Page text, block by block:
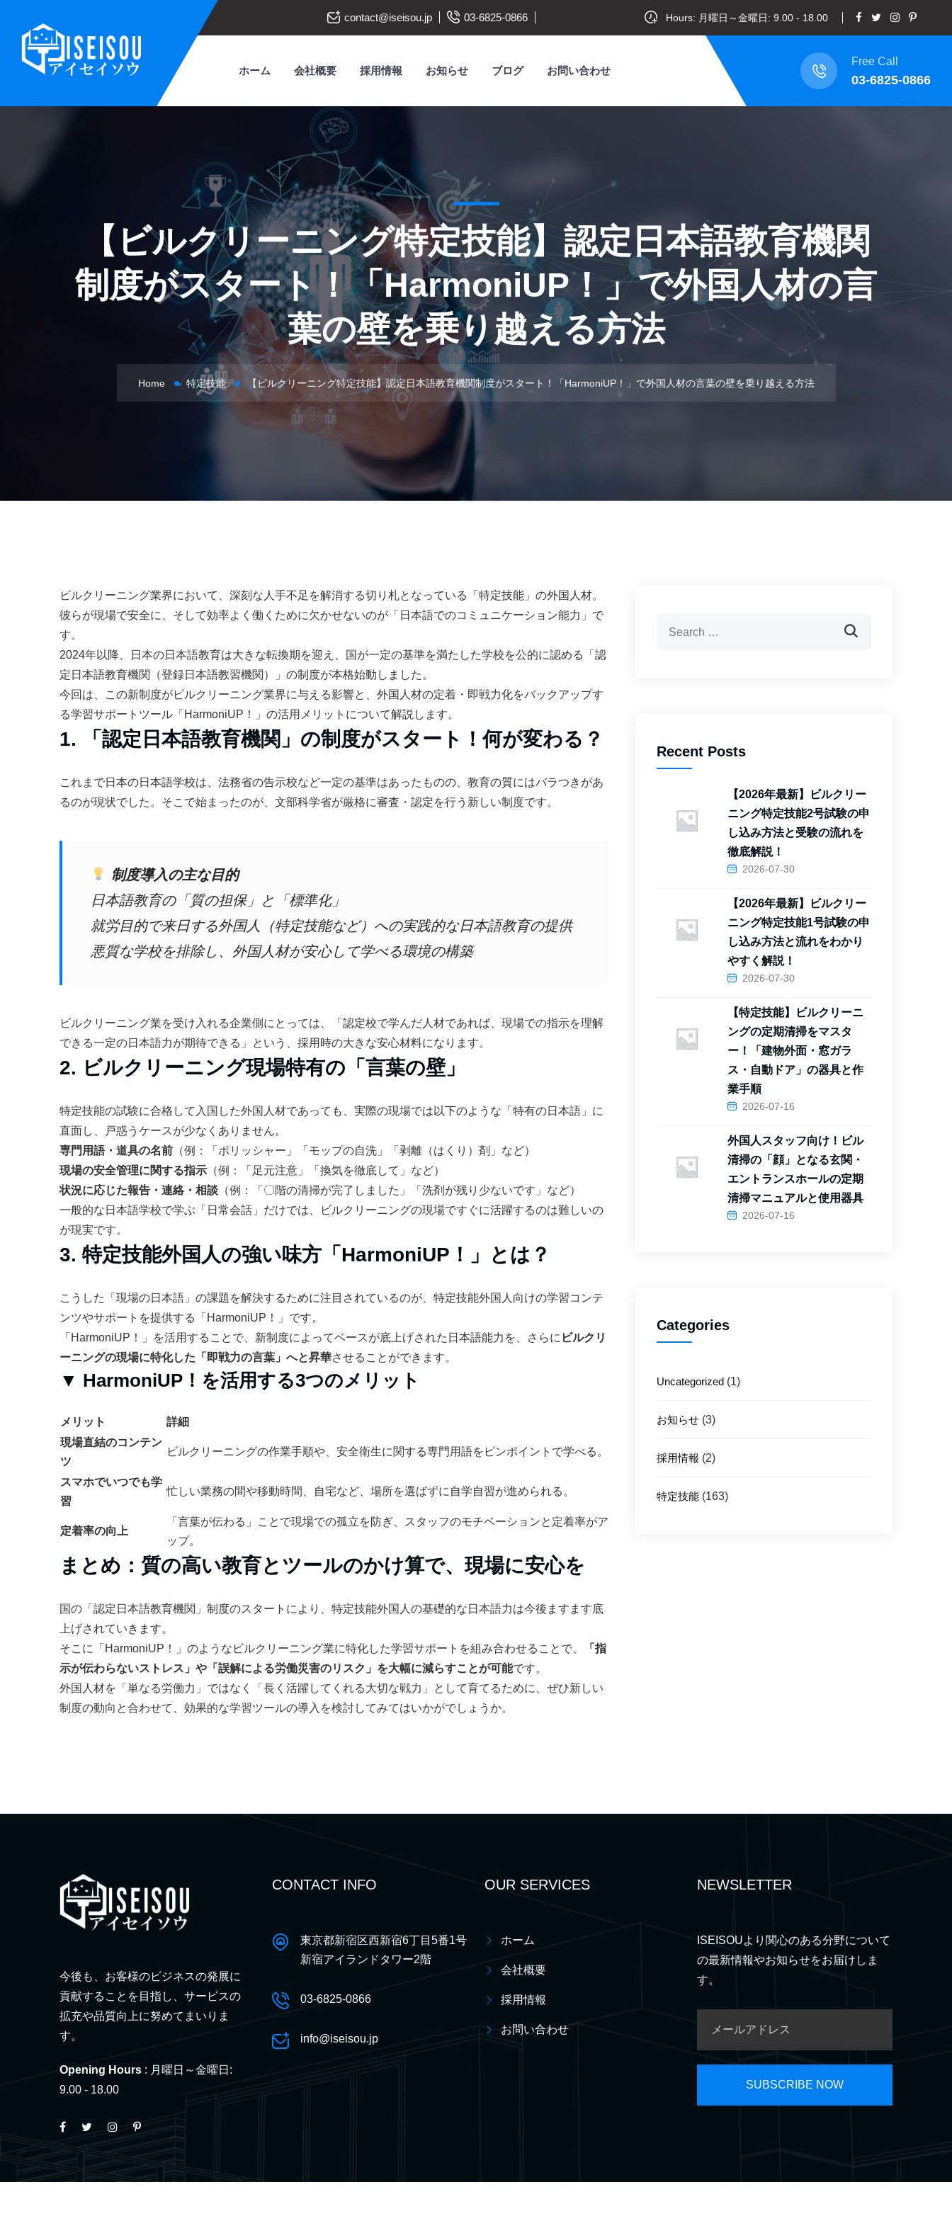
contact@iseisou.jp 03-6825-0866 Hours: 月曜日～金曜日: 9.00 - 18.00
ホーム 会社概要 採用情報 お知らせ ブログ お問い合わせ
Free Call
03-6825-0866
【ビルクリーニング特定技能】認定日本語教育機関
制度がスタート！「HarmoniUP！」で外国人材の言
葉の壁を乗り越える方法
Home 特定技能 【ビルクリーニング特定技能】認定日本語教育機関制度がスタート！「HarmoniUP！」で外国人材の言葉の壁を乗り越える方法
ビルクリーニング業界において、深刻な人手不足を解消する切り札となっている「特定技能」の外国人材。
彼らが現場で安全に、そして効率よく働くために欠かせないのが「日本語でのコミュニケーション能力」で
す。
2024年以降、日本の日本語教育は大きな転換期を迎え、国が一定の基準を満たした学校を公的に認める「認
定日本語教育機関（登録日本語教習機関）」の制度が本格始動しました。
今回は、この新制度がビルクリーニング業界に与える影響と、外国人材の定着・即戦力化をバックアップす
る学習サポートツール「HarmoniUP！」の活用メリットについて解説します。
1. 「認定日本語教育機関」の制度がスタート！何が変わる？
これまで日本の日本語学校は、法務省の告示校など一定の基準はあったものの、教育の質にはバラつきがあ
るのが現状でした。そこで始まったのが、文部科学省が厳格に審査・認定を行う新しい制度です。
制度導入の主な目的
日本語教育の「質の担保」と「標準化」
就労目的で来日する外国人（特定技能など）への実践的な日本語教育の提供
悪質な学校を排除し、外国人材が安心して学べる環境の構築
ビルクリーニング業を受け入れる企業側にとっては、「認定校で学んだ人材であれば、現場での指示を理解
できる一定の日本語力が期待できる」という、採用時の大きな安心材料になります。
2. ビルクリーニング現場特有の「言葉の壁」
特定技能の試験に合格して入国した外国人材であっても、実際の現場では以下のような「特有の日本語」に
直面し、戸惑うケースが少なくありません。
専門用語・道具の名前 （例：「ポリッシャー」「モップの自洗」「剥離（はくり）剤」など）
現場の安全管理に関する指示 （例：「足元注意」「換気を徹底して」など）
状況に応じた報告・連絡・相談 （例：「〇階の清掃が完了しました」「洗剤が残り少ないです」など）
一般的な日本語学校で学ぶ「日常会話」だけでは、ビルクリーニングの現場ですぐに活躍するのは難しいの
が現実です。
3. 特定技能外国人の強い味方「HarmoniUP！」とは？
こうした「現場の日本語」の課題を解決するために注目されているのが、特定技能外国人向けの学習コンテ
ンツやサポートを提供する「HarmoniUP！」です。
「HarmoniUP！」を活用することで、新制度によってベースが底上げされた日本語能力を、さらに ビルクリ
ーニングの現場に特化した「即戦力の言葉」へと昇華させることができます。
▼ HarmoniUP！を活用する3つのメリット
メリット
詳細
現場直結のコンテン
ツ
ビルクリーニングの作業手順や、安全衛生に関する専門用語をピンポイントで学べる。
スマホでいつでも学
習
忙しい業務の間や移動時間、自宅など、場所を選ばずに自学自習が進められる。
定着率の向上
「言葉が伝わる」ことで現場での孤立を防ぎ、スタッフのモチベーションと定着率がア
ップ。
まとめ：質の高い教育とツールのかけ算で、現場に安心を
国の「認定日本語教育機関」制度のスタートにより、特定技能外国人の基礎的な日本語力は今後ますます底
上げされていきます。
そこに「HarmoniUP！」のようなビルクリーニング業に特化した学習サポートを組み合わせることで、
「指
示が伝わらないストレス」や「誤解による労働災害のリスク」を大幅に減らすことが可能です。
外国人材を「単なる労働力」ではなく「長く活躍してくれる大切な戦力」として育てるために、ぜひ新しい
制度の動向と合わせて、効果的な学習ツールの導入を検討してみてはいかがでしょうか。
Recent Posts
【2026年最新】ビルクリー
ニング特定技能2号試験の申
し込み方法と受験の流れを
徹底解説！
2026-07-30
【2026年最新】ビルクリー
ニング特定技能1号試験の申
し込み方法と流れをわかり
やすく解説！
2026-07-30
【特定技能】ビルクリーニ
ングの定期清掃をマスタ
ー！「建物外面・窓ガラ
ス・自動ドア」の器具と作
業手順
2026-07-16
外国人スタッフ向け！ビル
清掃の「顔」となる玄関・
エントランスホールの定期
清掃マニュアルと使用器具
2026-07-16
Categories
Uncategorized (1)
お知らせ (3)
採用情報 (2)
特定技能 (163)
今後も、お客様のビジネスの発展に
貢献することを目指し、サービスの
拡充や品質向上に努めてまいりま
す。
Opening Hours : 月曜日～金曜日:
9.00 - 18.00
CONTACT INFO
東京都新宿区西新宿6丁目5番1号
新宿アイランドタワー2階
03-6825-0866
info@iseisou.jp
OUR SERVICES
ホーム
会社概要
採用情報
お問い合わせ
NEWSLETTER
ISEISOUより関心のある分野について
の最新情報やお知らせをお届けしま
す。